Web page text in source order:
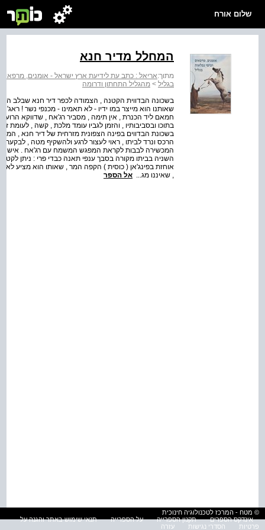
שלום אורח
המחלל מדיר חנא
מתוך:אריאל : כתב עת לידיעת ארץ ישראל - אומנים, מרפאים
בגליל > מהגליל התחתון ודרומה
בשכונה הבדווית הקטנה , הצמודה לכפר דיר חנא שבלב
שאותנו הוא מייצר במו ידיו - לא תאמינו - מכנפי נשר !
חמאם ליד הכנרת , אין תימה , מסביר רג'אח , שדווקא
בתוכו ובסביבותיו , והזמן לגביו עומד מלכת , קשה , לעומת
בשכונת הבדווים בפינה הצפונית מזרחית של דיר חנא ,
הרכס ונרד לביתו , ראוי לעצור לרגע ולהשקיף מטה , לבקעת
המכשירה לבבות לקראת המפגש המשמח עם רג'אח . איש
השניה בביתו מקורה בסבך ענפי תאנה כבדי פרי : ניתן
, שאיננו מג... אל הספר
© מטח - המרכז לטכנולוגיה חינוכית
אינדקס הספרים
תקנון הספרייה על הספרייה
תנאי שימוש באתר והגנה על
פרטיות
הסדרי נגישות עזרה